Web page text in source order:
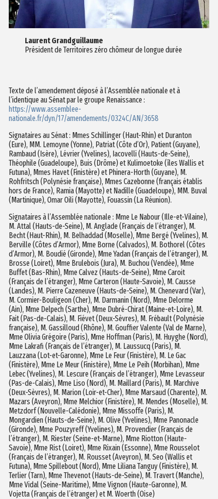
Laurent Grandguillaume
Président de Territoires zéro chômeur de longue durée
Texte de l’amendement déposé à l’Assemblée nationale et à
l’identique au Sénat par le groupe Renaissance :
https://www.assemblee-
nationale.fr/dyn/17/amendements/0324C/AN/3658
Signataires au Sénat : Mmes Schillinger (Haut-Rhin) et Duranton
(Eure), MM. Lemoyne (Yonne), Patriat (Côte d’Or), Patient (Guyane),
Rambaud (Isère), Lévrier (Yvelines), Iacovelli (Hauts-de-Seine),
Théophile (Guadeloupe), Buis (Drôme) et Kulimoetoke (îles Wallis et
Futuna), Mmes Havet (Finistère) et Phinera-Horth (Guyane), M.
Rohfritsch (Polynésie française), Mmes Cazebonne (français établis
hors de France), Ramia (Mayotte) et Nadille (Guadeloupe), MM. Buval
(Martinique), Omar Oili (Mayotte), Fouassin (La Réunion).
Signataires à l’Assemblée nationale : Mme Le Nabour (Ille-et-Vilaine),
M. Attal (Hauts-de-Seine), M. Anglade (Français de l’étranger), M.
Becht (Haut-Rhin), M. Belhaddad (Moselle), Mme Bergé (Yvelines), M.
Berville (Côtes d’Armor), Mme Borne (Calvados), M. Bothorel (Côtes
d’Armor), M. Boudié (Gironde), Mme Yadan (Français de l’étranger), M.
Brosse (Loiret), Mme Brulebois (Jura), M. Buchou (Vendée), Mme
Buffet (Bas-Rhin), Mme Calvez (Hauts-de-Seine), Mme Caroit
(Français de l’étranger), Mme Carteron (Haute-Savoie), M. Causse
(Landes), M. Pierre Cazeneuve (Hauts-de-Seine), M. Chenevard (Var),
M. Cormier-Bouligeon (Cher), M. Darmanin (Nord), Mme Delorme
(Ain), Mme Delpech (Sarthe), Mme Dubré-Chirat (Maine-et-Loire), M.
Fait (Pas-de-Calais), M. Fiévet (Deux-Sèvres), M. Frébault (Polynésie
française), M. Gassilloud (Rhône), M. Gouffier Valente (Val de Marne),
Mme Olivia Grégoire (Paris), Mme Hoffman (Paris), M. Huyghe (Nord),
Mme Lakrafi (Français de l’étranger), M. Laussucq (Paris), M.
Lauzzana (Lot-et-Garonne), Mme Le Feur (Finistère), M. Le Gac
(Finistère), Mme Le Meur (Finistère), Mme Le Peih (Morbihan), Mme
Lebec (Yvelines), M. Lescure (Français de l’étranger), Mme Levasseur
(Pas-de-Calais), Mme Liso (Nord), M. Maillard (Paris), M. Marchive
(Deux-Sèvres), M. Marion (Loir-et-Cher), Mme Marsaud (Charente), M.
Mazars (Aveyron), Mme Melchior (Finistère), M. Mendes (Moselle), M.
Metzdorf (Nouvelle-Calédonie), Mme Missoffe (Paris), M.
Mongardien (Hauts-de-Seine), M. Olive (Yvelines), Mme Panonacle
(Gironde), Mme Pouzyreff (Yvelines), M. Provendier (Français de
l’étranger), M. Riester (Seine-et-Marne), Mme Riotton (Haute-
Savoie), Mme Rist (Loiret), Mme Rixain (Essonne), Mme Rousselot
(Français de l’étranger), M. Rousset (Aveyron), M. Seo (Wallis et
Futuna), Mme Spillebout (Nord), Mme Liliana Tanguy (Finistère), M.
Terlier (Tarn), Mme Thevenot (Hauts-de-Seine), M. Travert (Manche),
Mme Vidal (Seine-Maritime), Mme Vignon (Haute-Garonne), M.
Vojetta (Français de l’étranger) et M. Woerth (Oise)